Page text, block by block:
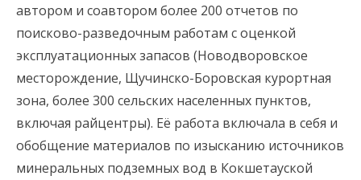
автором и соавтором более 200 отчетов по
поисково-разведочным работам с оценкой
эксплуатационных запасов (Новодворовское
месторождение, Щучинско-Боровская курортная
зона, более 300 сельских населенных пунктов,
включая райцентры). Её работа включала в себя и
обобщение материалов по изысканию источников
минеральных подземных вод в Кокшетауской